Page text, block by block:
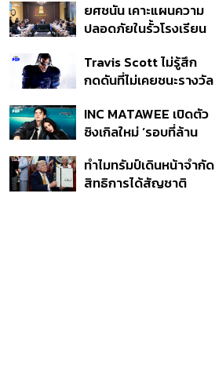
ก่อเหตุ เจ้าของร่วมรับผิด
ยศชนัน เคาะแผนความ
ปลอดภัยในรั้วโรงเรียน
ดูแล-คุมเข้มคัดกรองสิ่ง
ผิดกฎหมาย
Travis Scott ไม่รู้สึก
กดดันที่ไม่เคยชนะรางวัล
แล้ว 10 ครั้ง
INC MATAWEE เปิดตัว
ซิงเกิลใหม่ ‘รอบที่ล้าน
มาแสดงในมิวสิกวิดีโอ
ทำไมทรัมป์เดินหน้าจำกัด
สิทธิการได้สัญชาติ